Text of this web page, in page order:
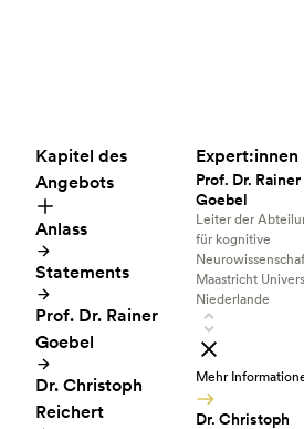
Kapitel des
Angebots
Anlass
Statements
Prof. Dr. Rainer
Goebel
Dr. Christoph
Reichert
Expert:innen
Prof. Dr. Rainer
Goebel
Leiter der
für kognitive
Maastricht
Niederlande
Mehr
Dr. Christoph